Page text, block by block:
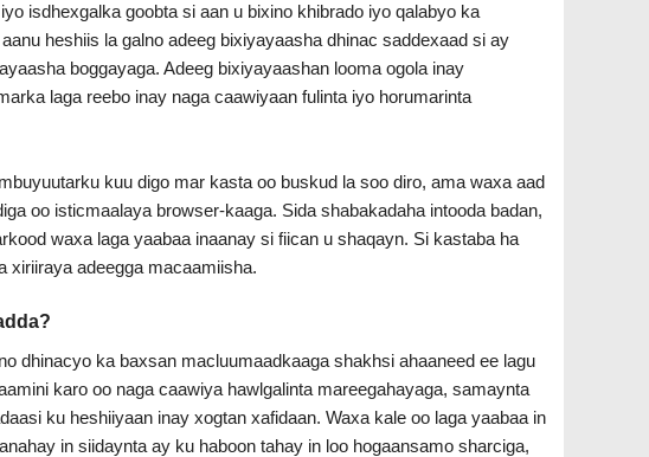
isdhexgalka goobta si aan u bixino khibrado iyo qalabyo ka
heshiis la galno adeeg bixiyayaasha dhinac saddexaad si ay
boggayaga. Adeeg bixiyayaashan looma ogola inay
laga reebo inay naga caawiyaan fulinta iyo horumarinta
kuu digo mar kasta oo buskud la soo diro, ama waxa aad
oo isticmaalaya browser-kaaga. Sida shabakadaha intooda badan,
waxa laga yaabaa inaanay si fiican u shaqayn. Si kastaba ha
xiriiraya adeegga macaamiisha.
dhinacyo ka baxsan macluumaadkaaga shakhsi ahaaneed ee lagu
karo oo naga caawiya hawlgalinta mareegahayaga, samaynta
ku heshiiyaan inay xogtan xafidaan. Waxa kale oo laga yaabaa in
in siidaynta ay ku haboon tahay in loo hogaansamo sharciga,